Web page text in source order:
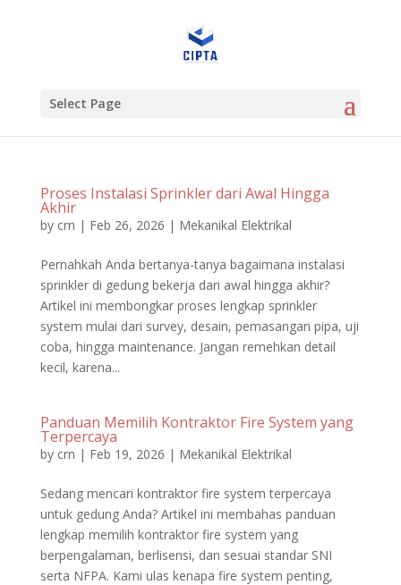
Select Page
Proses Instalasi Sprinkler dari Awal Hingga
Akhir
by crn | Feb 26, 2026 | Mekanikal Elektrikal
Pernahkah Anda bertanya-tanya bagaimana instalasi
sprinkler di gedung bekerja dari awal hingga akhir?
Artikel ini membongkar proses lengkap sprinkler
system mulai dari survey, desain, pemasangan pipa, uji
coba, hingga maintenance. Jangan remehkan detail
kecil, karena...
Panduan Memilih Kontraktor Fire System yang
Terpercaya
by crn | Feb 19, 2026 | Mekanikal Elektrikal
Sedang mencari kontraktor fire system terpercaya
untuk gedung Anda? Artikel ini membahas panduan
lengkap memilih kontraktor fire system yang
berpengalaman, berlisensi, dan sesuai standar SNI
serta NFPA. Kami ulas kenapa fire system penting,